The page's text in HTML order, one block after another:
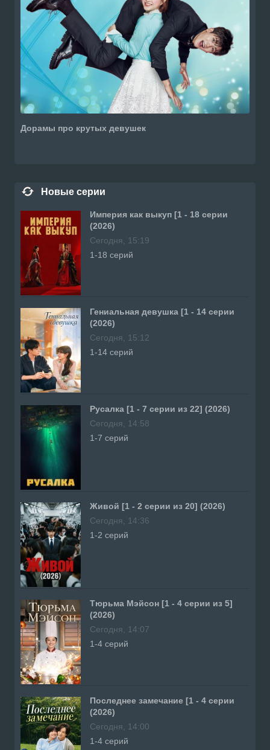
Дорамы про крутых девушек
Новые серии
Империя как выкуп [1 - 18 серии
(2026)
Сегодня, 15:19
1-18 серий
Гениальная девушка [1 - 14 серии
(2026)
Сегодня, 15:12
1-14 серий
Русалка [1 - 7 серии из 22] (2026)
Сегодня, 14:58
1-7 серий
Живой [1 - 2 серии из 20] (2026)
Сегодня, 14:36
1-2 серий
Тюрьма Мэйсон [1 - 4 серии из 5]
(2026)
Сегодня, 14:07
1-4 серий
Последнее замечание [1 - 4 серии
(2026)
Сегодня, 14:00
1-4 серий